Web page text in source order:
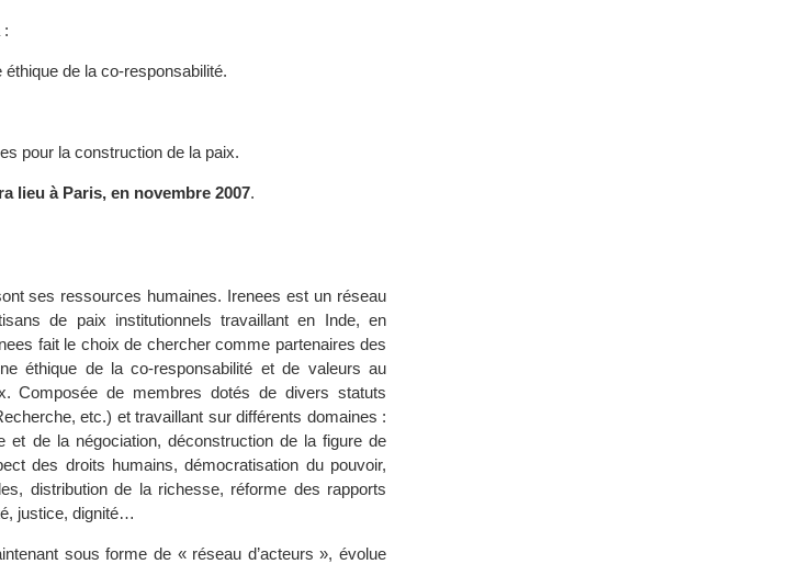
:
de la co-responsabilité.
pour la construction de la paix.
lieu à Paris, en novembre 2007.
ses ressources humaines. Irenees est un réseau
de paix institutionnels travaillant en Inde, en
fait le choix de chercher comme partenaires des
éthique de la co-responsabilité et de valeurs au
Composée de membres dotés de divers statuts
etc.) et travaillant sur différents domaines :
et de la négociation, déconstruction de la figure de
des droits humains, démocratisation du pouvoir,
distribution de la richesse, réforme des rapports
justice, dignité…
sous forme de « réseau d’acteurs », évolue